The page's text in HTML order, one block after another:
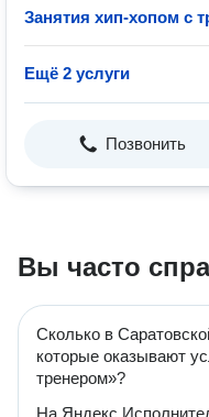
Занятия хип-хопом с
Ещё 2 услуги
Позвонить
Вы часто
Сколько в
которые оказывают
тренером»?
На Яндекс